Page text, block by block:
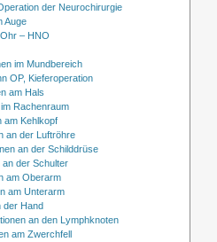
der Neurochirurgie
Auge
– HNO
im Mundbereich
OP, Kieferoperation
am Hals
Rachenraum
am Kehlkopf
an der Luftröhre
an der Schilddrüse
der Schulter
am Oberarm
am Unterarm
der Hand
an den Lymphknoten
am Zwerchfell